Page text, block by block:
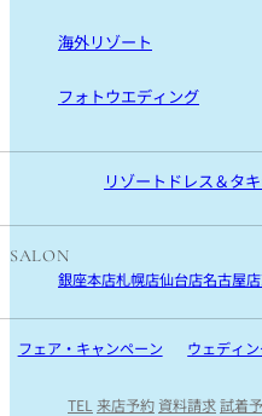
国内リゾート TOP
宮古島
石垣島
海外リゾート
海外リゾート TOP
フォトウエディング
沖縄・宮古島・石垣島・ハワイ・モ
リゾートドレス＆タ
SALON
銀座本店札幌店仙台店名古屋店
フェア・キャンペーン ウェディ
TEL 来店予約資料請求試着